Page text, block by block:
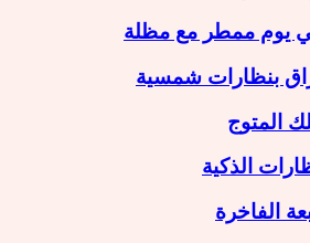
يوم ممطر مع مظلة
بنظارات شمسية
المتوج
الذكية
الفاخرة